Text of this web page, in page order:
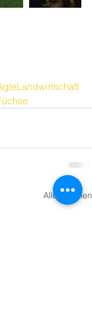
Alle ansehen